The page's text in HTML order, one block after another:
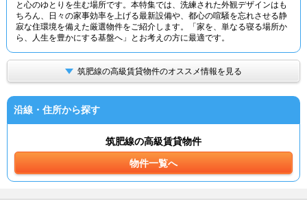
TOP
と心のゆとりを生む場所です。本特集では、洗練された外観デザインはも
ちろん、日々の家事効率を上げる最新設備や、都心の喧騒を忘れさせる静
寂な住環境を備えた厳選物件をご紹介します。「家を、単なる寝る場所か
ら、人生を豊かにする基盤へ」とお考えの方に最適です。
筑肥線の高級賃貸物件のオススメ情報を見る
沿線・住所から探す
筑肥線の高級賃貸物件
物件一覧へ